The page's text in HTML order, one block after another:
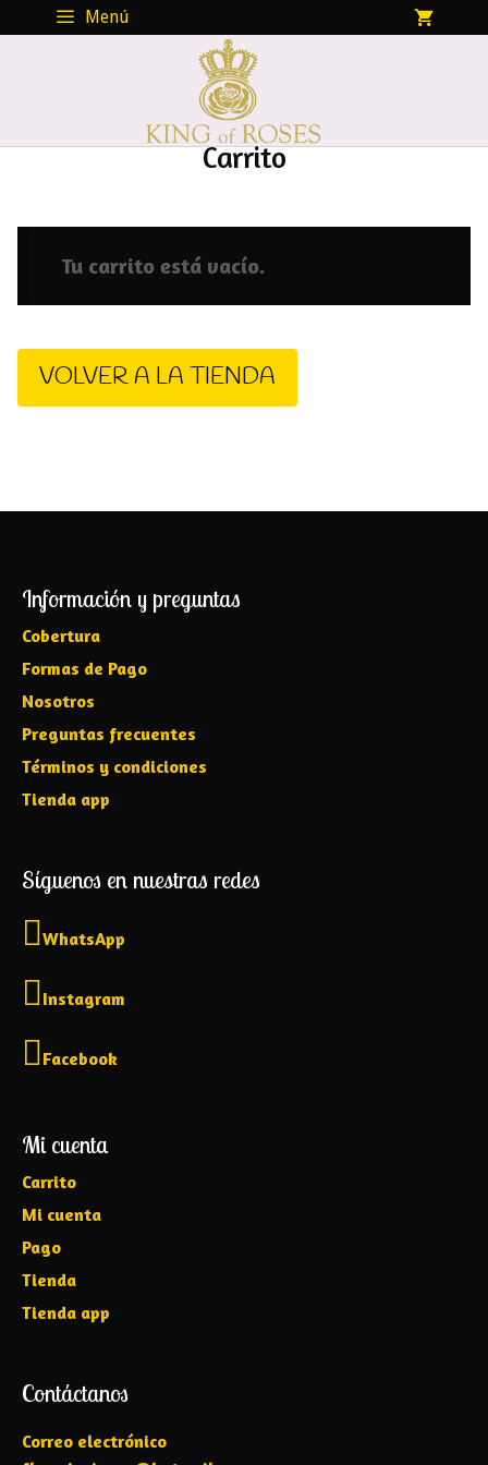
Saltar
Menú
Carrito
Tu carrito está vacío.
VOLVER A LA TIENDA
Información y preguntas
Cobertura
Formas de Pago
Nosotros
Preguntas frecuentes
Términos y condiciones
Tienda app
Síguenos en nuestras redes
WhatsApp
Instagram
Facebook
Mi cuenta
Carrito
Mi cuenta
Pago
Tienda
Tienda app
Contáctanos
Correo electrónico